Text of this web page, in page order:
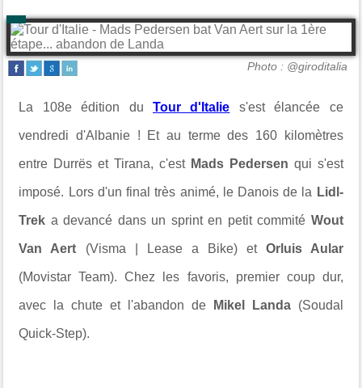
Photo : @giroditalia
La 108e édition du Tour d'Italie s'est élancée ce
vendredi d'Albanie ! Et au terme des 160 kilomètres
entre Durrës et Tirana, c'est Mads Pedersen qui s'est
imposé. Lors d'un final très animé, le Danois de la Lidl-
Trek a devancé dans un sprint en petit commité Wout
Van Aert (Visma | Lease a Bike) et Orluis Aular
(Movistar Team). Chez les favoris, premier coup dur,
avec la chute et l'abandon de Mikel Landa(Soudal
Quick-Step).